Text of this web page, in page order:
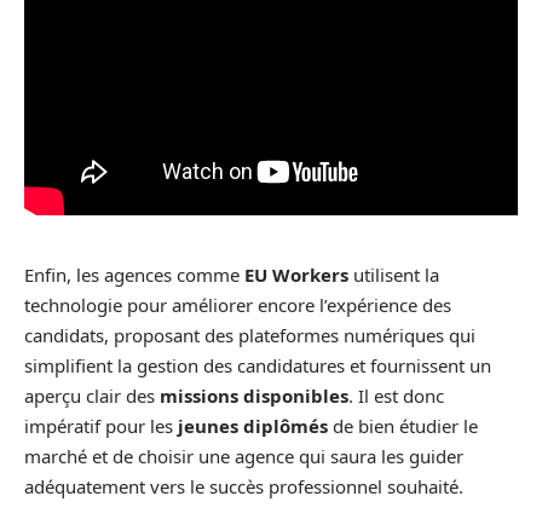
Enfin, les agences comme EU Workers utilisent la
technologie pour améliorer encore l’expérience des
candidats, proposant des plateformes numériques qui
simplifient la gestion des candidatures et fournissent un
aperçu clair des missions disponibles. Il est donc
impératif pour les jeunes diplômés de bien étudier le
marché et de choisir une agence qui saura les guider
adéquatement vers le succès professionnel souhaité.